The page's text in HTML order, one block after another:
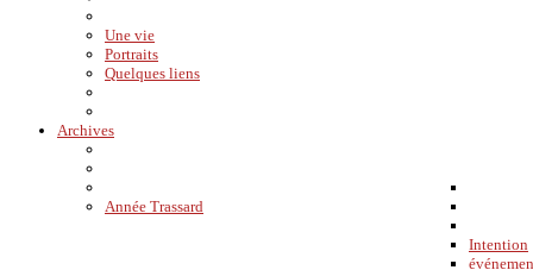
Une vie
Portraits
Quelques liens
Archives
Année Trassard
Intention